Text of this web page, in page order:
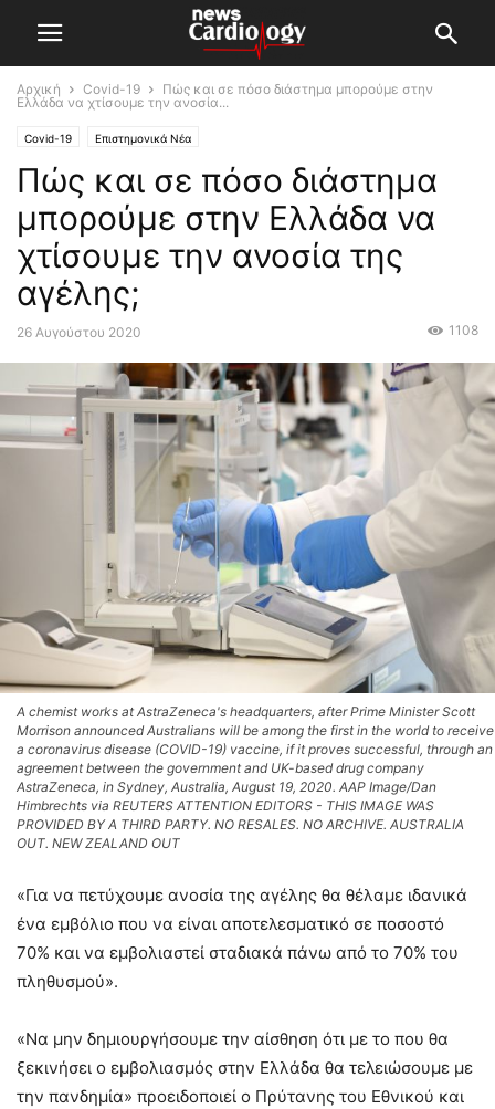
Αρχική Covid-19
Πώς και σε πόσο διάστημα μπορούμε στην
Ελλάδα να χτίσουμε την ανοσία...
Covid-19 Επιστημονικά Νέα
Πώς και σε πόσο διάστημα
μπορούμε στην Ελλάδα να
χτίσουμε την ανοσία της
αγέλης;
26 Αυγούστου 2020 1108
A chemist works at AstraZeneca's headquarters, after Prime Minister Scott
Morrison announced Australians will be among the first in the world to receive
a coronavirus disease (COVID-19) vaccine, if it proves successful, through an
agreement between the government and UK-based drug company
AstraZeneca, in Sydney, Australia, August 19, 2020. AAP Image/Dan
Himbrechts via REUTERS ATTENTION EDITORS - THIS IMAGE WAS
PROVIDED BY A THIRD PARTY. NO RESALES. NO ARCHIVE. AUSTRALIA
OUT. NEW ZEALAND OUT
«Για να πετύχουμε ανοσία της αγέλης θα θέλαμε ιδανικά
ένα εμβόλιο που να είναι αποτελεσματικό σε ποσοστό
70% και να εμβολιαστεί σταδιακά πάνω από το 70% του
πληθυσμού».
«Να μην δημιουργήσουμε την αίσθηση ότι με το που θα
ξεκινήσει ο εμβολιασμός στην Ελλάδα θα τελειώσουμε με
την πανδημία» προειδοποιεί ο Πρύτανης του Εθνικού και